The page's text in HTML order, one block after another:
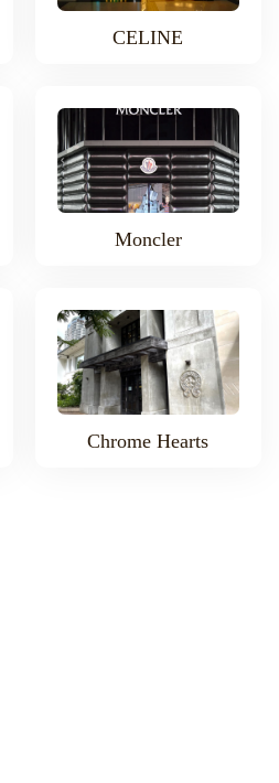
CELINE
Moncler
Chrome Hearts